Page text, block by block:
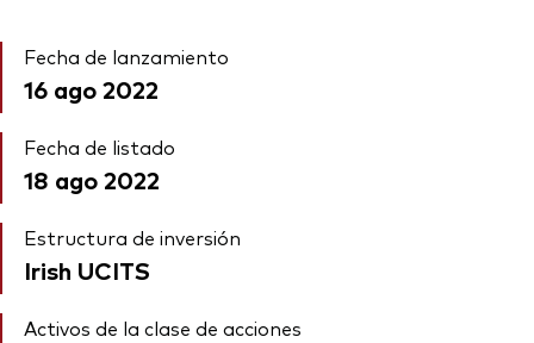
Fecha de lanzamiento
16 ago 2022
Fecha de listado
18 ago 2022
Estructura de inversión
Irish UCITS
Activos de la clase de acciones